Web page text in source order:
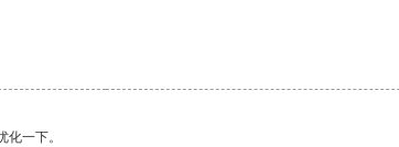
一下。